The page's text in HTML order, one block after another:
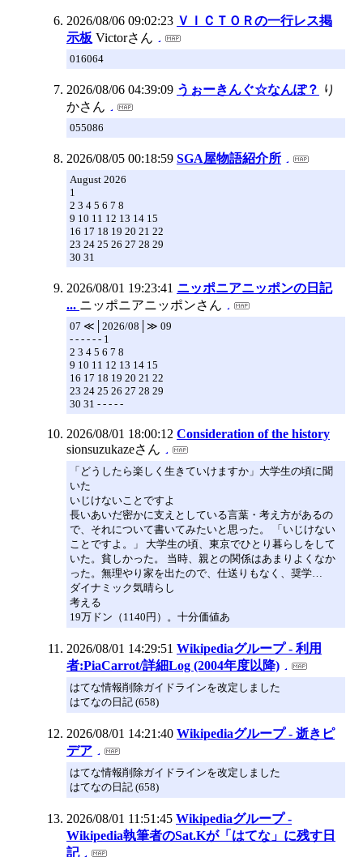
2026/08/06 09:02:23 ＶＩＣＴＯＲの一行レス掲
示板 Victorさん
016064
2026/08/06 04:39:09 うぉーきんぐ☆なんぽ？ り
かさん
055086
2026/08/05 00:18:59 SGA屋物語紹介所
August 2026
1
2 3 4 5 6 7 8
9 10 11 12 13 14 15
16 17 18 19 20 21 22
23 24 25 26 27 28 29
30 31
2026/08/01 19:23:41 ニッポニアニッポンの日記
... ニッポニアニッポンさん
07 ≪│2026/08│≫ 09
- - - - - - 1
2 3 4 5 6 7 8
9 10 11 12 13 14 15
16 17 18 19 20 21 22
23 24 25 26 27 28 29
30 31 - - - - -
2026/08/01 18:00:12 Consideration of the history
sionsuzukazeさん
「どうしたら楽しく生きていけますか」大学生の頃に聞
いた
いじけないことですよ
長いあいだ密かに支えとしている言葉・考え方があるの
で、それについて書いてみたいと思った。 「いじけない
ことですよ。」 大学生の頃、東京でひとり暮らしをして
いた。貧しかった。 当時、親との関係はあまりよくなか
った。無理やり家を出たので、仕送りもなく、奨学…
ダイナミック気晴らし
考える
19万ドン（1140円）。十分価値あ
2026/08/01 14:29:51 Wikipediaグループ - 利用
者:PiaCarrot/詳細Log (2004年度以降)
はてな情報削除ガイドラインを改定しました
はてなの日記 (658)
2026/08/01 14:21:40 Wikipediaグループ - 逝きピ
デア
はてな情報削除ガイドラインを改定しました
はてなの日記 (658)
2026/08/01 11:51:45 Wikipediaグループ -
Wikipedia執筆者のSat.Kが「はてな」に残す日
記